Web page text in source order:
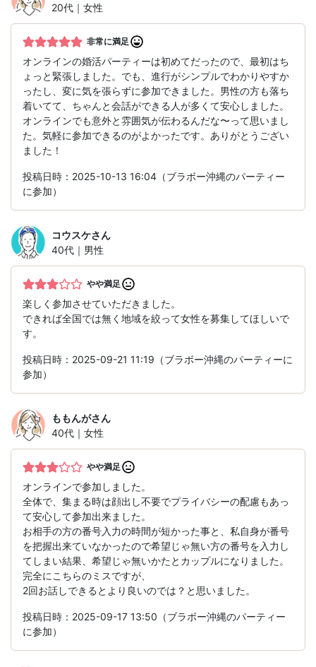
20代｜女性
非常に満足
オンラインの婚活パーティーは初めてだったので、最初はち
ょっと緊張しました。でも、進行がシンプルでわかりやすか
ったし、変に気を張らずに参加できました。男性の方も落ち
着いてて、ちゃんと会話ができる人が多くて安心しました。
オンラインでも意外と雰囲気が伝わるんだな〜って思いまし
た。気軽に参加できるのがよかったです。ありがとうござい
ました！
投稿日時：2025-10-13 16:04（ブラボー沖縄のパーティー
に参加）
コウスケさん
40代｜男性
やや満足
楽しく参加させていただきました。
できれば全国では無く地域を絞って女性を募集してほしいで
す。
投稿日時：2025-09-21 11:19（ブラボー沖縄のパーティーに
参加）
ももんがさん
40代｜女性
やや満足
オンラインで参加しました。
全体で、集まる時は顔出し不要でプライバシーの配慮もあっ
て安心して参加出来ました。
お相手の方の番号入力の時間が短かった事と、私自身が番号
を把握出来ていなかったので希望じゃ無い方の番号を入力し
てしまい結果、希望じゃ無いかたとカップルになりました。
完全にこちらのミスですが、
2回お話しできるとより良いのでは？と思いました。
投稿日時：2025-09-17 13:50（ブラボー沖縄のパーティー
に参加）